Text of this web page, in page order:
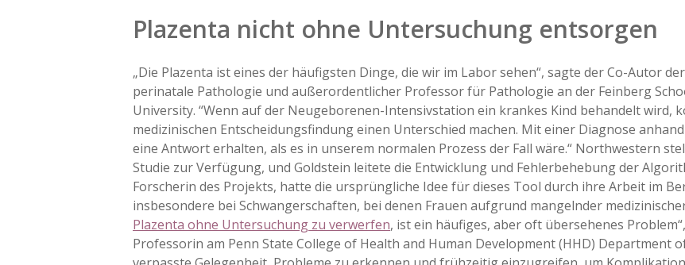
Plazenta nicht ohne Untersuchung entsorgen
„Die Plazenta ist eines der häufigsten Dinge, die wir im Labor sehen“, sagte der Co-Autor
perinatale Pathologie und außerordentlicher Professor für Pathologie an der Feinberg
University. “Wenn auf der Neugeborenen-Intensivstation ein krankes Kind behandelt wird,
medizinischen Entscheidungsfindung einen Unterschied machen. Mit einer Diagnose
eine Antwort erhalten, als es in unserem normalen Prozess der Fall wäre.“ Northwestern
Studie zur Verfügung, und Goldstein leitete die Entwicklung und Fehlerbehebung der
Forscherin des Projekts, hatte die ursprüngliche Idee für dieses Tool durch ihre Arbeit im
insbesondere bei Schwangerschaften, bei denen Frauen aufgrund mangelnder
Plazenta ohne Untersuchung zu verwerfen, ist ein häufiges, aber oft übersehenes
Professorin am Penn State College of Health and Human Development (HHD) Department